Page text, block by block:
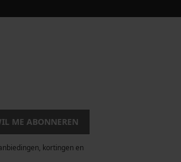
ME ABONNEREN
kortingen en